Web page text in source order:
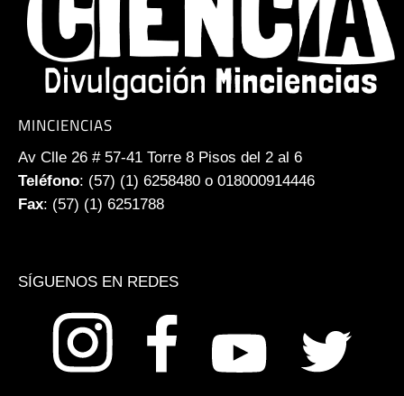
MINCIENCIAS
Av Clle 26 # 57-41 Torre 8 Pisos del 2 al 6
Teléfono: (57) (1) 6258480 o 018000914446
Fax: (57) (1) 6251788
SÍGUENOS EN REDES